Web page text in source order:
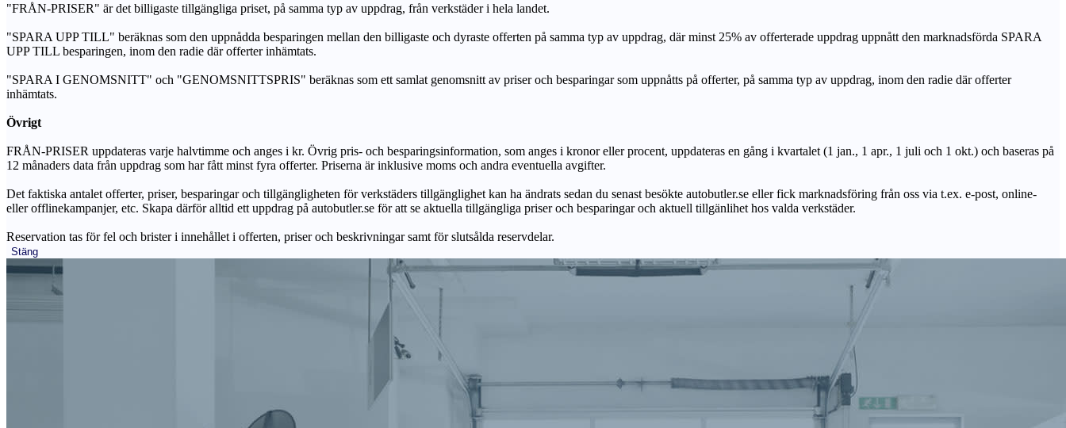
"FRÅN-PRISER" är det billigaste tillgängliga priset, på samma typ av uppdrag, från verkstäder i hela landet.
"SPARA UPP TILL" beräknas som den uppnådda besparingen mellan den billigaste och dyraste offerten på samma typ av uppdrag, där minst 25% av offerterade uppdrag uppnått den marknadsförda SPARA
UPP TILL besparingen, inom den radie där offerter inhämtats.
"SPARA I GENOMSNITT" och "GENOMSNITTSPRIS" beräknas som ett samlat genomsnitt av priser och besparingar som uppnåtts på offerter, på samma typ av uppdrag, inom den radie där offerter
inhämtats.
Övrigt
FRÅN-PRISER uppdateras varje halvtimme och anges i kr. Övrig pris- och besparingsinformation, som anges i kronor eller procent, uppdateras en gång i kvartalet (1 jan., 1 apr., 1 juli och 1 okt.) och baseras på
12 månaders data från uppdrag som har fått minst fyra offerter. Priserna är inklusive moms och andra eventuella avgifter.
Det faktiska antalet offerter, priser, besparingar och tillgängligheten för verkstäders tillgänglighet kan ha ändrats sedan du senast besökte autobutler.se eller fick marknadsföring från oss via t.ex. e-post, online-
eller offlinekampanjer, etc. Skapa därför alltid ett uppdrag på autobutler.se för att se aktuella tillgängliga priser och besparingar och aktuell tillgänlihet hos valda verkstäder.
Reservation tas för fel och brister i innehållet i offerten, priser och beskrivningar samt för slutsålda reservdelar.
Stäng